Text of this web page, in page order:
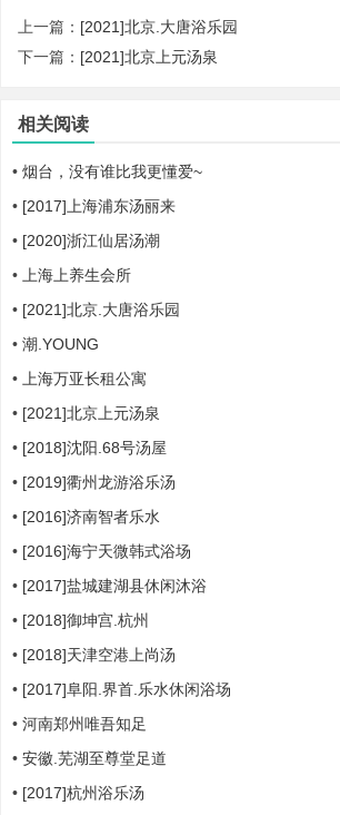
培
上一篇： [2021]北京.大唐浴乐园
下一篇： [2021]北京上元汤泉
相关阅读
• 烟台，没有谁比我更懂爱~
• [2017]上海浦东汤丽来
• [2020]浙江仙居汤潮
•
上海上养生会所
• [2021]北京.大唐浴乐园
• 潮.YOUNG
•
上海万亚长租公寓
• [2021]北京上元汤泉
• [2018]沈阳.68号汤屋
• [2019]衢州龙游浴乐汤
• [2016]济南智者乐水
• [2016]海宁天微韩式浴场
• [2017]盐城建湖县休闲沐浴
• [2018]御坤宫.杭州
• [2018]天津空港上尚汤
• [2017]阜阳.界首.乐水休闲浴场
• 河南郑州唯吾知足
• 安徽.芜湖至尊堂足道
• [2017]杭州浴乐汤